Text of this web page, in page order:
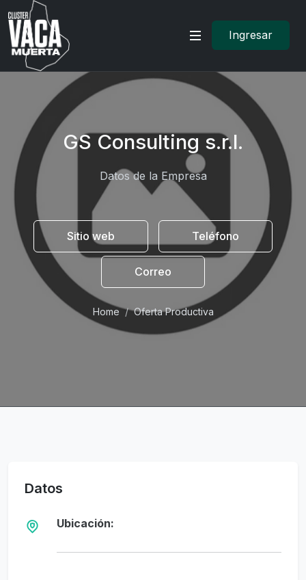
Ingresar
GS Consulting s.r.l.
Datos de la Empresa
Sitio web Teléfono
Correo
Home Oferta Productiva
Datos
Ubicación: